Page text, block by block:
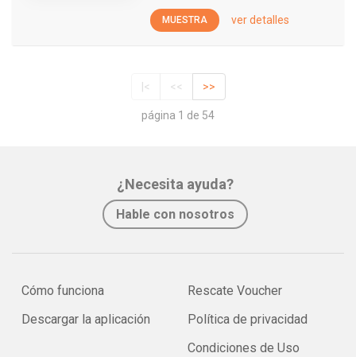
MUESTRA ver detalles
|< << >>
página 1 de 54
¿Necesita ayuda?
Hable con nosotros
Cómo funciona
Descargar la aplicación
Rescate Voucher
Política de privacidad
Condiciones de Uso